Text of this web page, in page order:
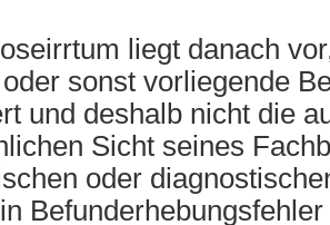
liegt danach
sonst vorliegende
und deshalb nicht die
Sicht seines
oder